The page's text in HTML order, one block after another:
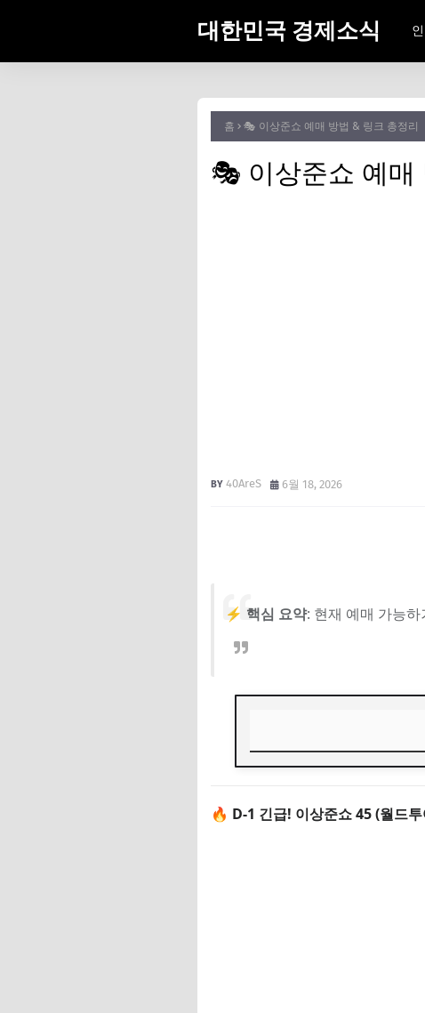
대한민국 경제소식
홈 🎭 이상준쇼 예매 방법 & 링크 총정리
🎭 이상준쇼 예매
40AreS 6월 18, 2026
⚡ 핵심 요약: 현재 예매 가능하
📌 예매 링크 (내일 오픈
🔥 D-1 긴급! 이상준쇼 45 (월드